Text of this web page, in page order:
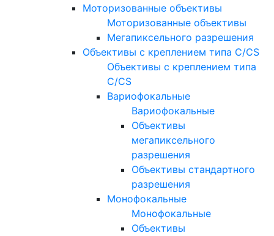
Моторизованные объективы
Моторизованные объективы
Мегапиксельного разрешения
Объективы с креплением типа C/CS
Объективы с креплением типа
C/CS
Вариофокальные
Вариофокальные
Объективы
мегапиксельного
разрешения
Объективы стандартного
разрешения
Монофокальные
Монофокальные
Объективы